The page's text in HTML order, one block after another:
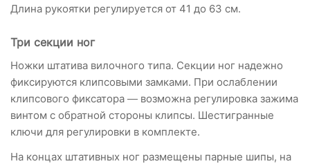
Длина рукоятки регулируется от 41 до 63 см.
Три секции ног
Ножки штатива вилочного типа. Секции ног надежно
фиксируются клипсовыми замками. При ослаблении
клипсового фиксатора — возможна регулировка зажима
винтом с обратной стороны клипсы. Шестигранные
ключи для регулировки в комплекте.
На концах штативных ног размещены парные шипы, на